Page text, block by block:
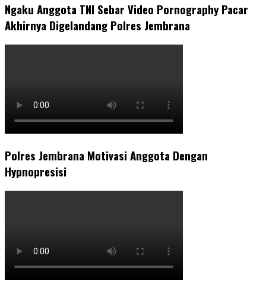
Ngaku Anggota TNI Sebar Video Pornography Pacar
Akhirnya Digelandang Polres Jembrana
Polres Jembrana Motivasi Anggota Dengan
Hypnopresisi